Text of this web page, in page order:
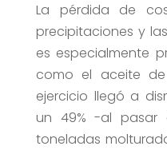
La pérdida de
precipitaciones y
es especialmente
como el aceite
ejercicio llegó a
un 49% -al pasar
toneladas